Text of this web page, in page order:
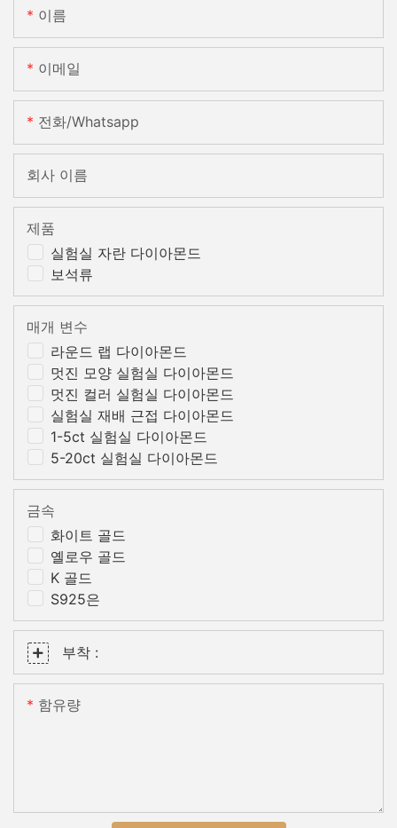
이름
이메일
전화/whatsapp
회사 이름
실험실 자란 다이아몬드
보석류
제품
라운드 랩 다이아몬드
멋진 모양 실험실 다이아몬드
멋진 컬러 실험실 다이아몬드
실험실 재배 근접 다이아몬드
1-5ct 실험실 다이아몬드
5-20ct 실험실 다이아몬드
매개 변수
화이트 골드
옐로우 골드
K 골드
S925은
금속
부착 :
함유량